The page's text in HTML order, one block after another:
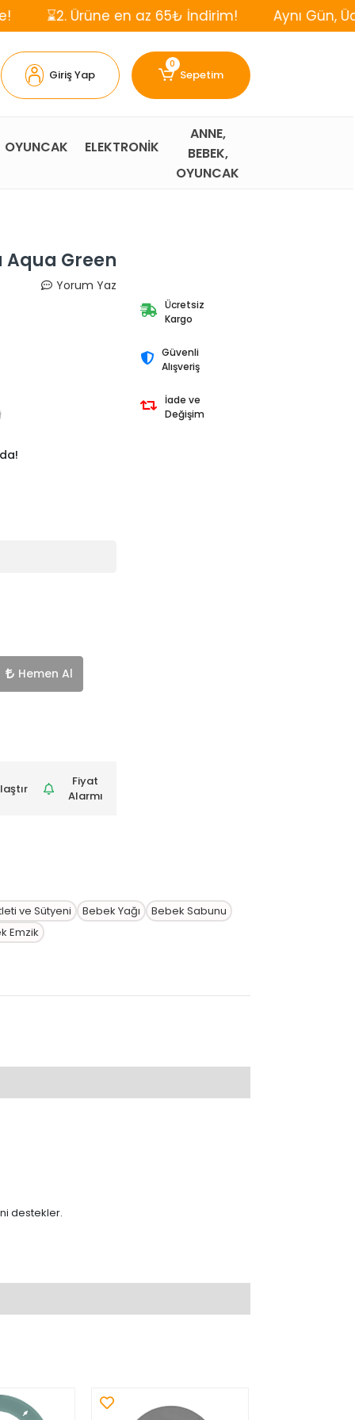
en az 65₺ İndirim! Aynı Gün, Ücretsiz
Giriş Yap
0
Sepetim
OYUNCAK ELEKTRONİK
ANNE,
BEBEK,
OYUNCAK
Aqua Green
Yorum Yaz
Hemen Al
Fiyat
Alarmı
Ücretsiz
Kargo
Güvenli
Alışveriş
İade ve
Değişim
ve Sütyeni Bebek Yağı
Bebek Sabunu
Emzik
destekler.